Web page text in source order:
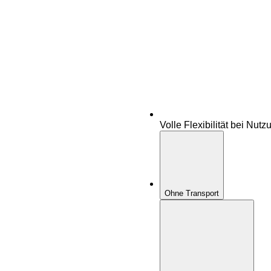
Volle Flexibilität bei
Ohne Transport